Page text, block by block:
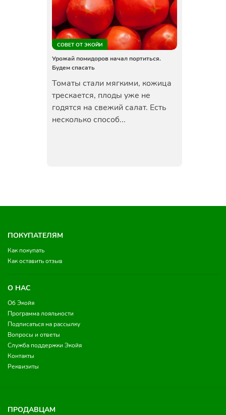
СОВЕТ ОТ ЭКОЙИ
Урожай помидоров начал портиться.
Будем спасать
Томаты стали мягкими, кожица
трескается, плоды уже не
годятся на свежий салат. Есть
несколько способ...
ПОКУПАТЕЛЯМ
Как покупать
Как оставить отзыв
О НАС
Об Экойя
Программа лояльности
Подписаться на рассылку
Вопросы и ответы
Служба поддержки Экойя
Контакты
Реквизиты
ПРОДАВЦАМ